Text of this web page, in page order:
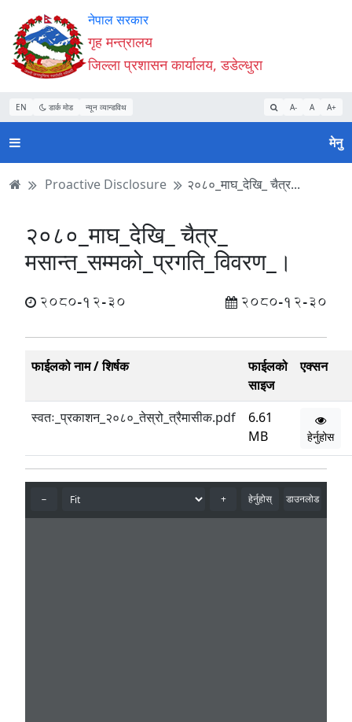
Accessibility
Mode
सुरु
गर्नुहोस्
सामाग्री
पढ्नुहाेस्
नेभिगेसन
पढ्नुहाेस्
वेबसाइट
खोजमा
जानुहोस्
नेपाल सरकार
गृह मन्त्रालय
जिल्ला प्रशासन कार्यालय, डडेल्धुरा
EN डार्क मोड न्यून व्यान्डविथ A- A A+
मेनु
Proactive Disclosure २०८०_माघ_देखि_ चैत्र...
२०८०_माघ_देखि_ चैत्र_
मसान्त_सम्मको_प्रगति_विवरण_।
2080-12-30 2080-12-30
फाईलको नाम / शिर्षक
फाईलको
साइज
एक्सन
स्वतः_प्रकाशन_२०८०_तेस्रो_त्रैमासीक.pdf
6.61
MB
हेर्नुहोस